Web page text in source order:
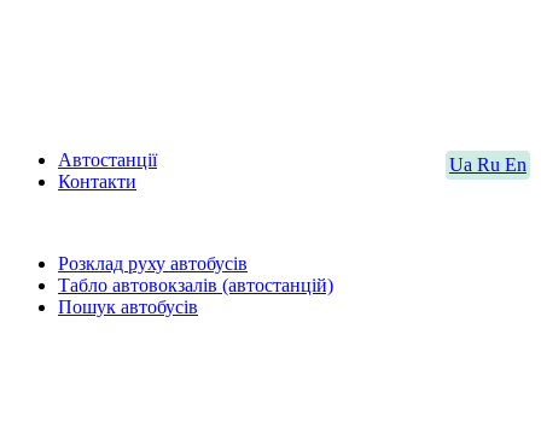
Ua Ru En
Автостанції
Контакти
Розклад руху автобусів
Табло автовокзалів (автостанцій)
Пошук автобусів